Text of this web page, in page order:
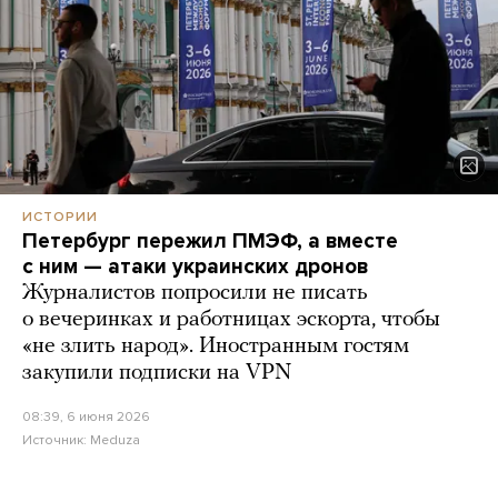
ИСТОРИИ
Петербург пережил ПМЭФ, а вместе
с ним — атаки украинских дронов
Журналистов попросили не писать
о вечеринках и работницах эскорта, чтобы
«не злить народ». Иностранным гостям
закупили подписки на VPN
08:39, 6 июня 2026
Источник: Meduza